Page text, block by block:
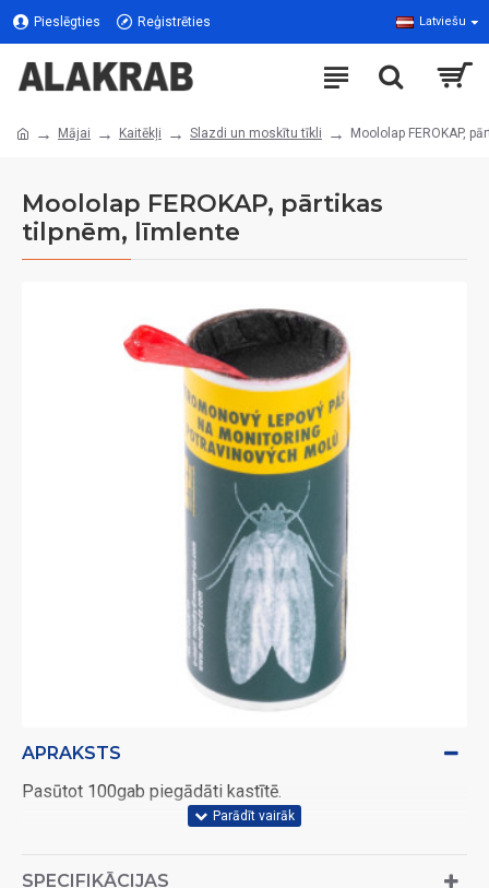
Pieslēgties Reģistrēties Latviešu
Mājai Kaitēkļi Slazdi un moskītu tīkli Moololap FEROKAP,
Moololap FEROKAP, pārtikas
tilpnēm, līmlente
APRAKSTS
Pasūtot 100gab piegādāti kastītē.
SPECIFIKĀCIJAS